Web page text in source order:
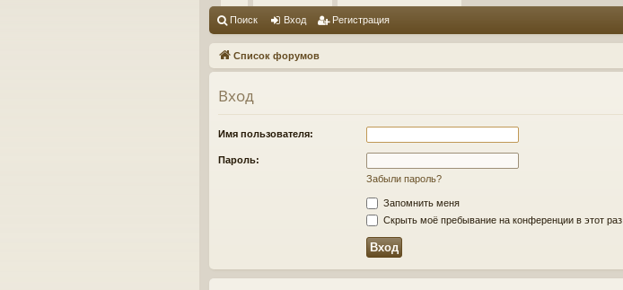
с
ы
лк
и
Поиск Вход Регистрация
Список форумов
Вход
Имя пользователя:
Пароль:
Забыли пароль?
Запомнить меня
Скрыть моё пребывание на конференции в этот раз